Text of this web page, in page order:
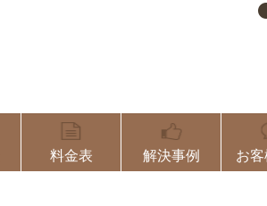
料金表 解決事例 お